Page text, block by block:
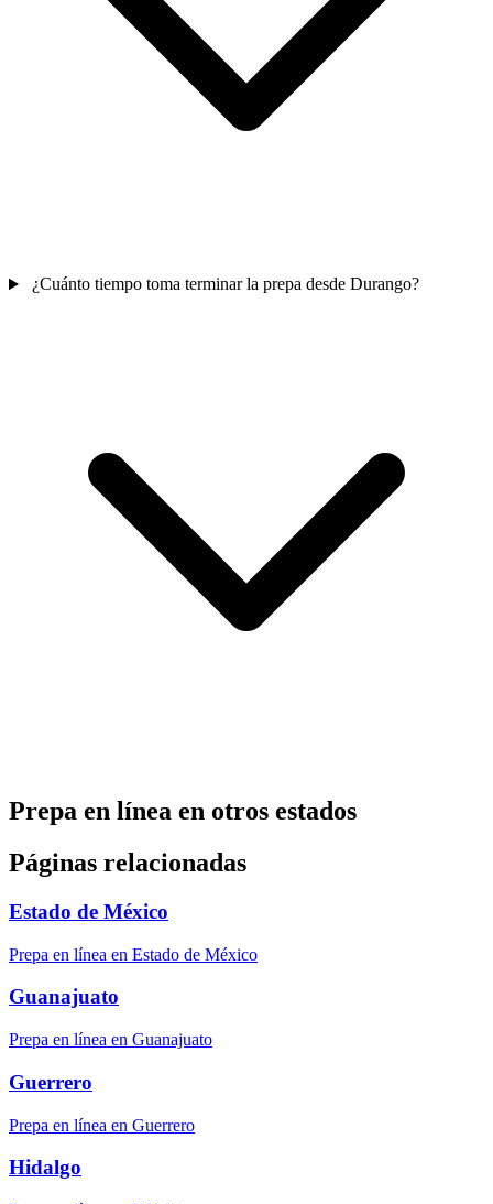
¿Cuánto tiempo toma terminar la prepa desde Durango?
Prepa en línea en otros estados
Páginas relacionadas
Estado de México
Prepa en línea en Estado de México
Guanajuato
Prepa en línea en Guanajuato
Guerrero
Prepa en línea en Guerrero
Hidalgo